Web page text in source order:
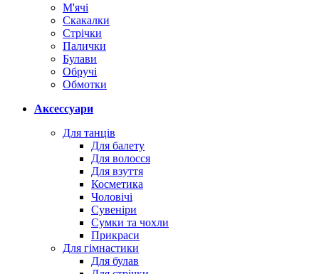
М'ячі
Скакалки
Стрічки
Палички
Булави
Обручі
Обмотки
Аксессуари
Для танців
Для балету
Для волосся
Для взуття
Косметика
Чоловічі
Сувеніри
Сумки та чохли
Прикраси
Для гімнастики
Для булав